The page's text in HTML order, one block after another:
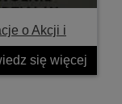
o Akcji i
się więcej